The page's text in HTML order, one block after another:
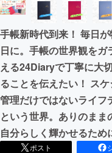
CAMPFIRE for
CAMPFIREふる
手帳新時代到来！ 毎日が
日に。手帳の世界観をガ
える24Diaryで丁寧に大
ることを伝えたい！ ス
管理だけではないライフ
という世界。ありのまま
自分らしく輝かせるため
ポスト